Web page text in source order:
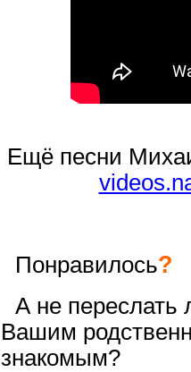
Ещё песни
Понравилось?
А не переслать
Вашим
знакомым?